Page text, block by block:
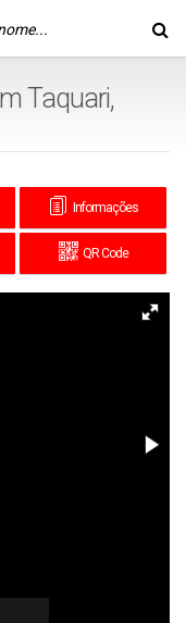
Taquari,
Informações
QR Code